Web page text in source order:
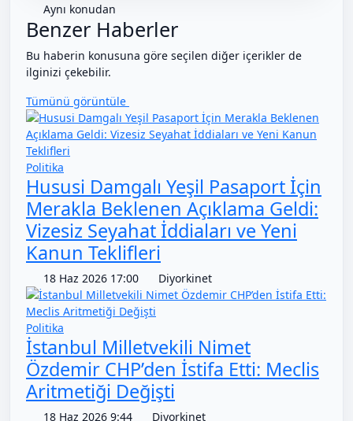
Aynı konudan
Benzer Haberler
Bu haberin konusuna göre seçilen diğer içerikler de
ilginizi çekebilir.
Tümünü görüntüle
Politika
Hususi Damgalı Yeşil Pasaport İçin
Merakla Beklenen Açıklama Geldi:
Vizesiz Seyahat İddiaları ve Yeni
Kanun Teklifleri
18 Haz 2026 17:00 Diyorkinet
Politika
İstanbul Milletvekili Nimet
Özdemir CHP’den İstifa Etti: Meclis
Aritmetiği Değişti
18 Haz 2026 9:44 Diyorkinet